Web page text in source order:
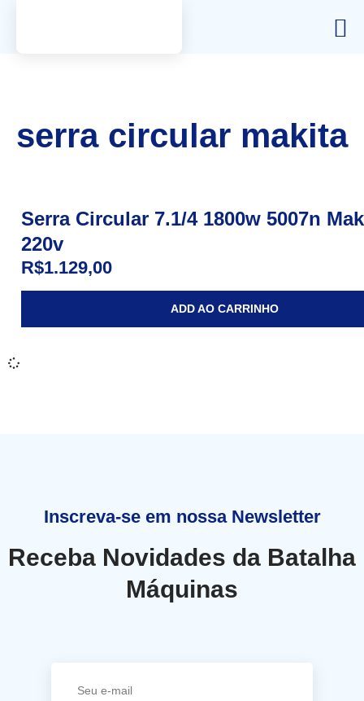
serra circular makita
Serra Circular 7.1/4 1800w 5007n
220v
R$1.129,00
ADD AO CARRINHO
Inscreva-se em nossa Newsletter
Receba Novidades da Batalha
Máquinas